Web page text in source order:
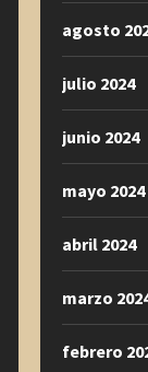
agosto
julio 2024
junio 2024
mayo 2024
abril 2024
marzo
febrero